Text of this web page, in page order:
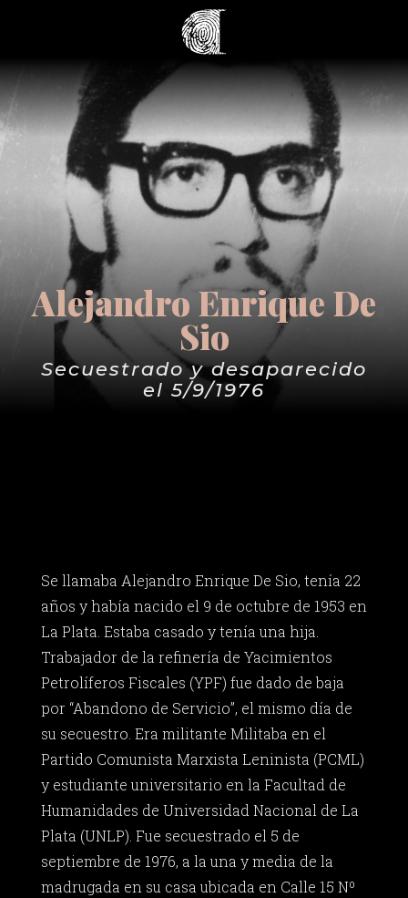
Alejandro Enrique De
Sio
Secuestrado y desaparecido
el 5/9/1976
Se llamaba Alejandro Enrique De Sio, tenía 22
años y había nacido el 9 de octubre de 1953 en
La Plata. Estaba casado y tenía una hija.
Trabajador de la refinería de Yacimientos
Petrolíferos Fiscales (YPF) fue dado de baja
por “Abandono de Servicio”, el mismo día de
su secuestro. Era militante Militaba en el
Partido Comunista Marxista Leninista (PCML)
y estudiante universitario en la Facultad de
Humanidades de Universidad Nacional de La
Plata (UNLP). Fue secuestrado el 5 de
septiembre de 1976, a la una y media de la
madrugada en su casa ubicada en Calle 15 Nº